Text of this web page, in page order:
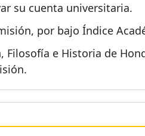
su cuenta universitaria.
por bajo Índice
Filosofía e Historia de